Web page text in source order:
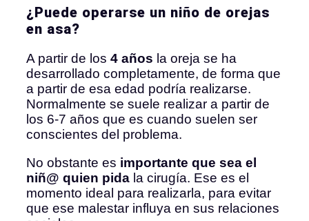
¿Puede operarse un niño de orejas
en asa?
A partir de los 4 años la oreja se ha
desarrollado completamente, de forma que
a partir de esa edad podría realizarse.
Normalmente se suele realizar a partir de
los 6-7 años que es cuando suelen ser
conscientes del problema.
No obstante es importante que sea el
niñ@ quien pida la cirugía. Ese es el
momento ideal para realizarla, para evitar
que ese malestar influya en sus relaciones